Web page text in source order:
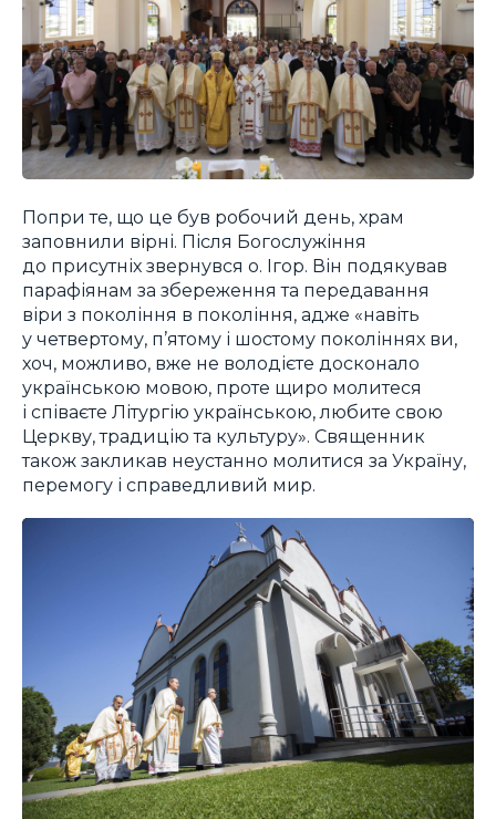
Попри те, що це був робочий день, храм
заповнили вірні. Після Богослужіння
до присутніх звернувся о. Ігор. Він подякував
парафіянам за збереження та передавання
віри з покоління в покоління, адже «навіть
у четвертому, п’ятому і шостому поколіннях ви,
хоч, можливо, вже не володієте досконало
українською мовою, проте щиро молитеся
і співаєте Літургію українською, любите свою
Церкву, традицію та культуру». Священник
також закликав неустанно молитися за Україну,
перемогу і справедливий мир.